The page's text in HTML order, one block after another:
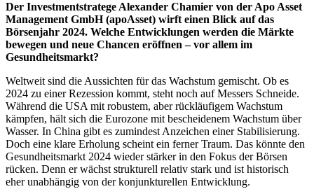
Der Investmentstratege Alexander Chamier von der Apo Asset
Management GmbH (apoAsset) wirft einen Blick auf das
Börsenjahr 2024. Welche Entwicklungen werden die Märkte
bewegen und neue Chancen eröffnen – vor allem im
Gesundheitsmarkt?
Weltweit sind die Aussichten für das Wachstum gemischt. Ob es
2024 zu einer Rezession kommt, steht noch auf Messers Schneide.
Während die USA mit robustem, aber rückläufigem Wachstum
kämpfen, hält sich die Eurozone mit bescheidenem Wachstum über
Wasser. In China gibt es zumindest Anzeichen einer Stabilisierung.
Doch eine klare Erholung scheint ein ferner Traum. Das könnte den
Gesundheitsmarkt 2024 wieder stärker in den Fokus der Börsen
rücken. Denn er wächst strukturell relativ stark und ist historisch
eher unabhängig von der konjunkturellen Entwicklung.